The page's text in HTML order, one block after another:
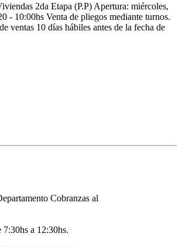
2da Etapa (P.P) Apertura: miércoles,
- 10:00hs Venta de pliegos mediante turnos.
ventas 10 días hábiles antes de la fecha de
Cobranzas al
7:30hs a 12:30hs.